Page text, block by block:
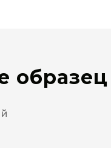
образец